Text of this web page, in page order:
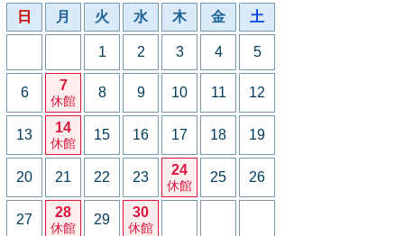
日 月 火 水 木 金 土
1 2 3 4 5
6 7
休館
8 9 10 11 12
13 14
休館
15 16 17 18 19
20 21 22 23 24
休館
25 26
27 28
休館
29 30
休館